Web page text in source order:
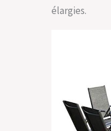
élargies.